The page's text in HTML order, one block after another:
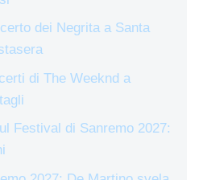
dei Negrita a Santa
di The Weeknd a
Festival di Sanremo 2027: